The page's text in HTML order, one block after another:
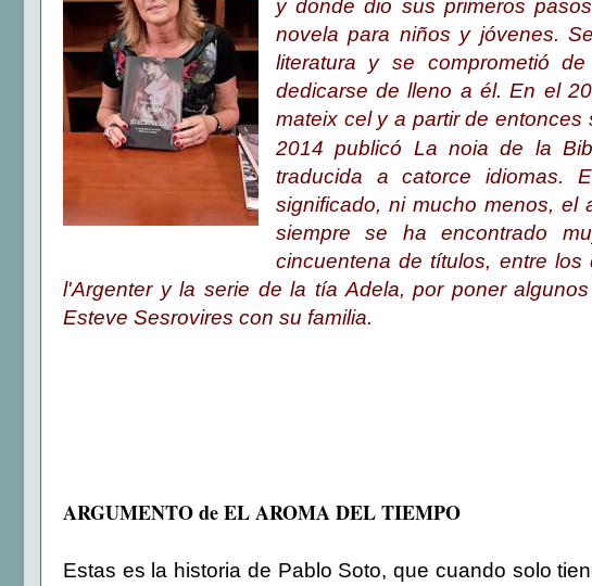
y donde dio sus primeros
novela para niños y jóvenes.
literatura y se comprometió
dedicarse de lleno a él. En el
mateix cel y a partir de
2014 publicó La noia de la
traducida a catorce idiomas.
significado, ni mucho menos, el
siempre se ha encontrado
cincuentena de títulos, entre
l'Argenter y la serie de la tía Adela, por poner
Esteve Sesrovires con su familia.
ARGUMENTO de EL AROMA DEL TIEMPO
Estas es la historia de Pablo Soto, que cuando solo